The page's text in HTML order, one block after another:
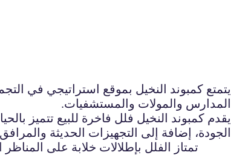
يتمتع كمبوند النخيل بموقع استراتيجي في
المدارس والمولات والمستشفيات.
يقدم كمبوند النخيل فلل فاخرة للبيع تتميز
الجودة، إضافة إلى التجهيزات الحديثة
تمتاز الفلل بإطلالات خلابة على